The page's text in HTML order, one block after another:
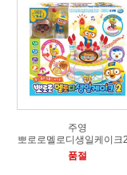
주영
뽀로로멜로디생일케이크
품절